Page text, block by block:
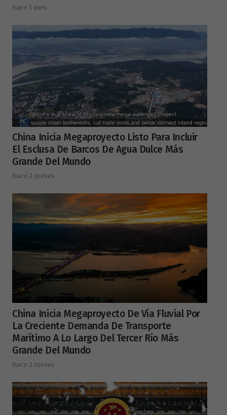
hace 1 mes
China Inicia Megaproyecto Listo Para Incluir
El Esclusa De Barcos De Agua Dulce Más
Grande Del Mundo
hace 2 meses
China Inicia Megaproyecto De Vía Fluvial Por
La Creciente Demanda De Transporte
Marítimo A Lo Largo Del Tercer Río Más
Grande Del Mundo
hace 2 meses